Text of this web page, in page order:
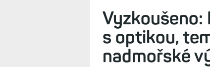
Vyzkoušeno:
s optikou,
nadmořské